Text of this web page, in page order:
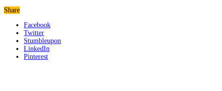
Share
Facebook
Twitter
Stumbleupon
LinkedIn
Pinterest